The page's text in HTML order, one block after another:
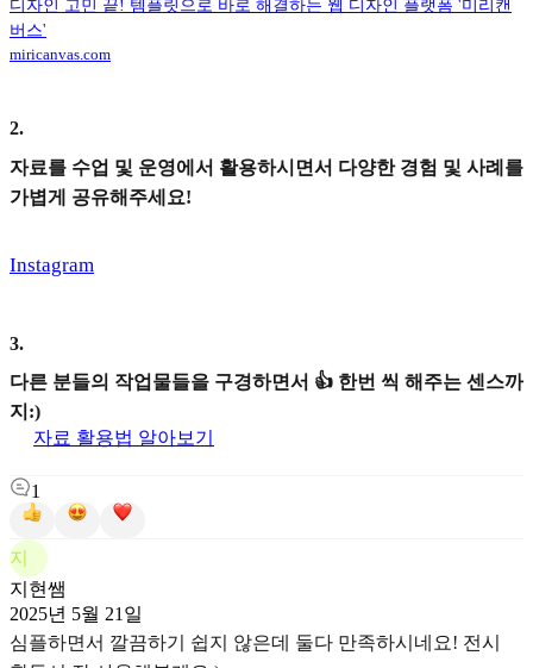
디자인 고민 끝! 템플릿으로 바로 해결하는 웹 디자인 플랫폼 '미리캔
버스'
miricanvas.com
2.
자료를 수업 및 운영에서 활용하시면서 다양한 경험 및 사례를
가볍게 공유해주세요!
Instagram
3.
다른 분들의 작업물들을 구경하면서 👍 한번 씩 해주는 센스까
지:)
자료 활용법 알아보기
1
지
지현쌤
2025년 5월 21일
심플하면서 깔끔하기 쉽지 않은데 둘다 만족하시네요! 전시